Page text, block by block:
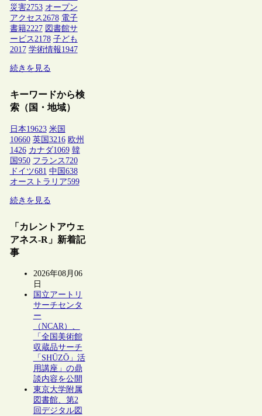
災害2753 オープン
アクセス2678 電子
書籍2227 図書館サ
ービス2178 子ども
2017 学術情報1947
続きを見る
キーワードから検
索（国・地域）
日本19623 米国
10660 英国 3216 欧州
1426 カナダ1069 韓
国 950 フランス 720
ドイツ681 中国 638
オーストラリア599
続きを見る
「カレントアウェ
アネス-R」新着記
事
2026年08月06
日
国立アートリ
サーチセンタ
ー
（NCAR）、
「全国美術館
収蔵品サーチ
「SHŪZŌ」活
用講座」の鼎
談内容を公開
東京大学附属
図書館、第2
回デジタル図